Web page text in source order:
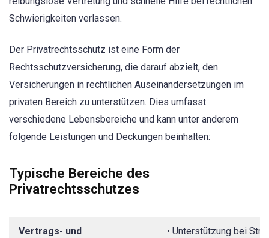
Schwierigkeiten verlassen.
Der Privatrechtsschutz ist eine Form der
Rechtsschutzversicherung, die darauf abzielt, den
Versicherungen in rechtlichen Auseinandersetzungen im
privaten Bereich zu unterstützen. Dies umfasst
verschiedene Lebensbereiche und kann unter anderem
folgende Leistungen und Deckungen beinhalten:
Typische Bereiche des
Privatrechtsschutzes
Vertrags- und
• Unterstützung bei